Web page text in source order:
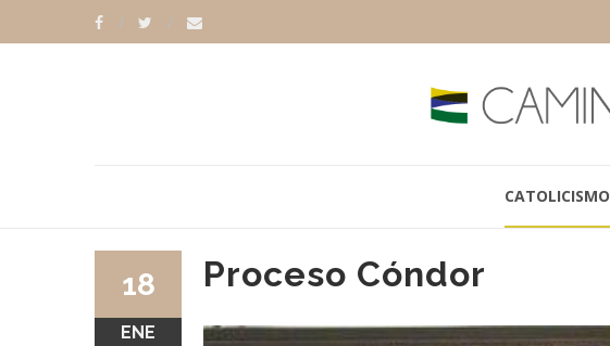
CATOLICISMO
Proceso Cóndor
18
ENE